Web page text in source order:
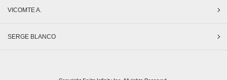
VICOMTE A.
SERGE BLANCO